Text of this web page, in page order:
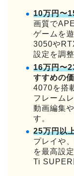
10万円〜
画質で
ゲームを
3050や
設定を調
16万円〜
すすめの
4070を搭
フレーム
動画編集
す。
25万円以
プレイや
を最高設
Ti SUPER